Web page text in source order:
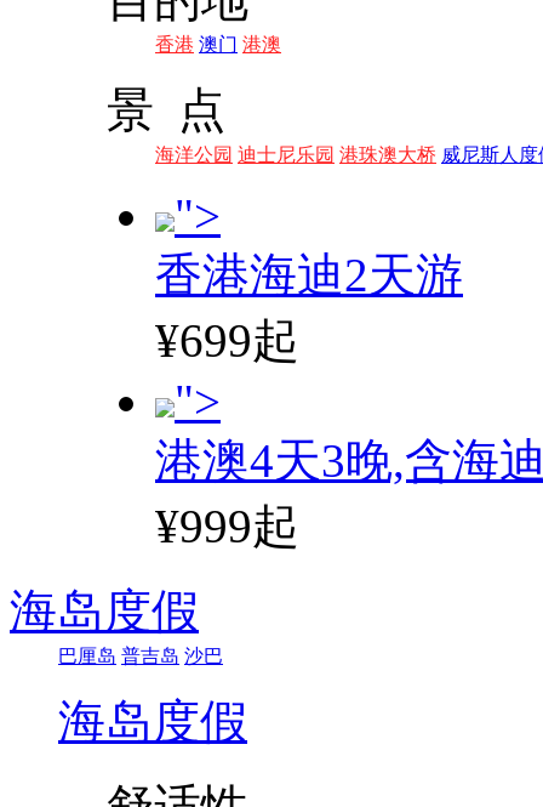
香港 澳门 港澳
景 点
海洋公园 迪士尼乐园 港珠澳大桥 威尼斯人度
">
香港海迪2天游
¥699起
">
港澳4天3晚,含海
¥999起
海岛度假
巴厘岛 普吉岛 沙巴
海岛度假